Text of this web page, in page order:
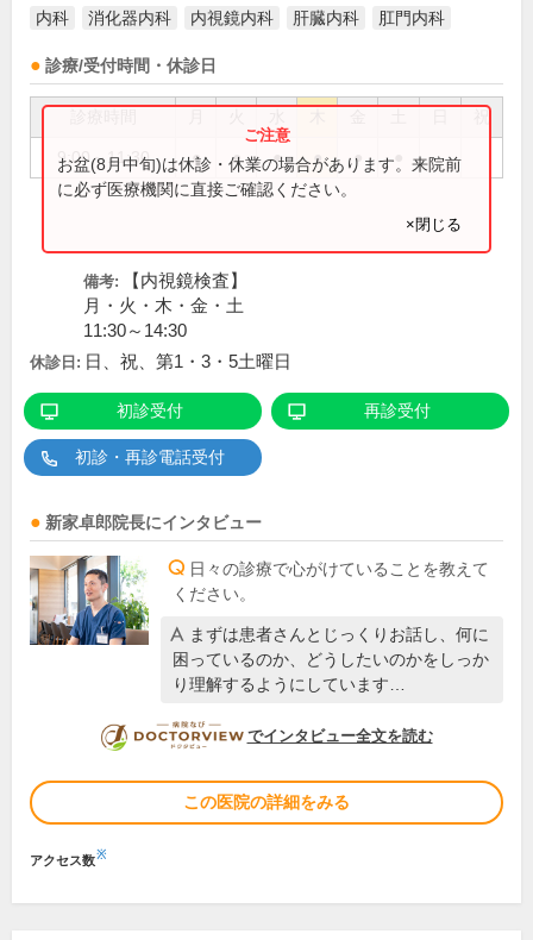
内科 消化器内科 内視鏡内科 肝臓内科 肛門内科
診療/受付時間・休診日
9:00～11:30 ● ● ● ● ●
お盆(8月中旬)は休診・休業の場合があります。来院前
に必ず医療機関に直接ご確認ください。
×閉じる
備考:
【内視鏡検査】
月・火・木・金・土
11:30～14:30
休診日: 日、祝、第1・3・5土曜日
初診受付 再診受付
初診・再診電話受付
新家卓郎院長にインタビュー
日々の診療で心がけていることを教えて
ください。
まずは患者さんとじっくりお話し、何に
困っているのか、どうしたいのかをしっか
り理解するようにしています…
DOCTORVIEW
でインタビュー全文を読む
この医院の詳細をみる
アクセス数※